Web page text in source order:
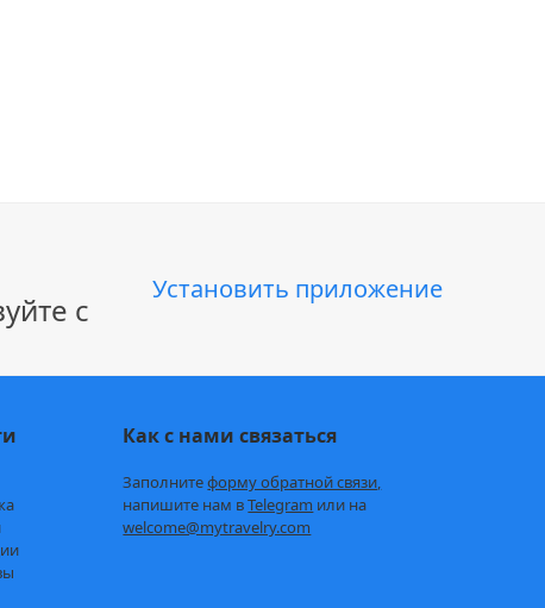
с
Установить приложение
Как с нами связаться
Заполнитеформу обратной связи,
напишите нам вTelegram или на
welcome@mytravelry.com